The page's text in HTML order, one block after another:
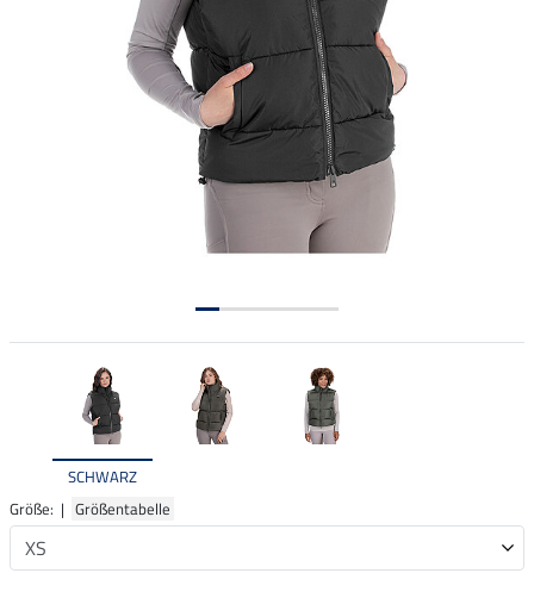
SCHWARZ
Größe: | Größentabelle